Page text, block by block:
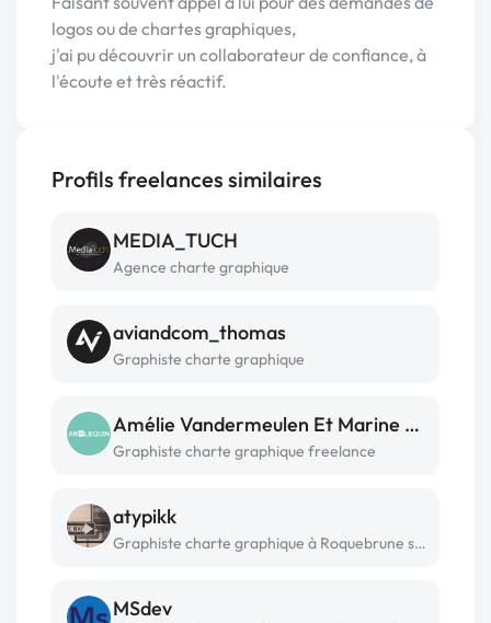
logos ou de chartes graphiques,
j'ai pu découvrir un collaborateur de confiance, à
l'écoute et très réactif.
Profils freelances similaires
MEDIA_TUCH
Agence charte graphique
aviandcom_thomas
Graphiste charte graphique
Amélie Vandermeulen Et Marine Dassonville
Graphiste charte graphique freelance
atypikk
Graphiste charte graphique à Roquebrune sur argens
MSdev